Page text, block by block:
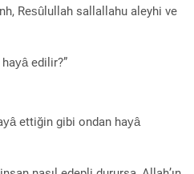
Resûlullah sallallahu aleyhi ve
edilir?”
ettiğin gibi ondan hayâ